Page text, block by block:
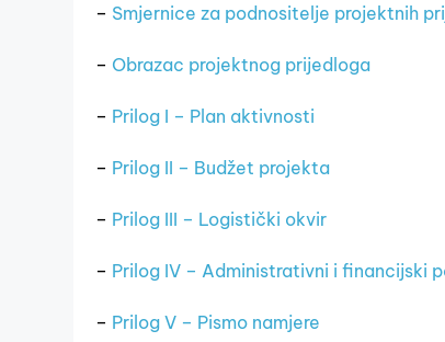
– Smjernice za podnositelje projektnih
– Obrazac projektnog prijedloga
– Prilog I – Plan aktivnosti
– Prilog II – Budžet projekta
– Prilog III – Logistički okvir
– Prilog IV – Administrativni i financijski
– Prilog V – Pismo namjere